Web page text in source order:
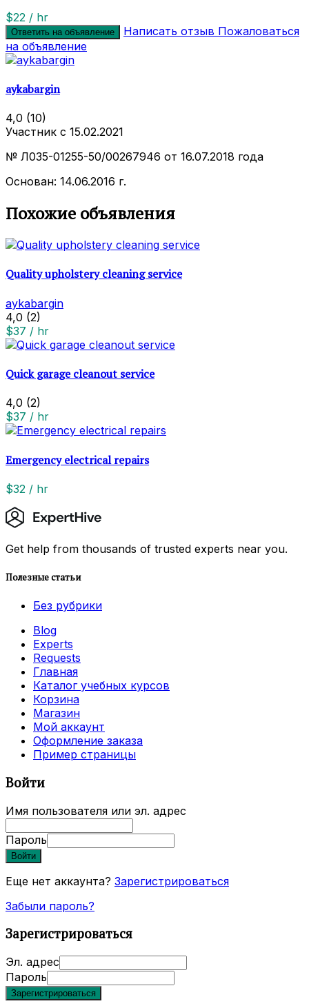
$22 / hr
Ответить на объявление Написать отзыв Пожаловаться
на объявление
aykabargin
4,0 (10)
Участник с 15.02.2021
№ Л035-01255-50/00267946 от 16.07.2018 года
Основан: 14.06.2016 г.
Похожие объявления
Quality upholstery cleaning service
aykabargin
4,0 (2)
$37 / hr
Quick garage cleanout service
4,0 (2)
$37 / hr
Emergency electrical repairs
$32 / hr
Get help from thousands of trusted experts near you.
Полезные статьи
Без рубрики
Blog
Experts
Requests
Главная
Каталог учебных курсов
Корзина
Магазин
Мой аккаунт
Оформление заказа
Пример страницы
Войти
Имя пользователя или эл. адрес
Пароль
Войти
Еще нет аккаунта? Зарегистрироваться
Забыли пароль?
Зарегистрироваться
Эл. адрес
Пароль
Зарегистрироваться